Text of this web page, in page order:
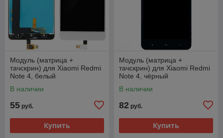
Модуль (матрица +
тачскрин) для Xiaomi Redmi
Note 4, белый
В наличии
55 руб.
Купить
Модуль (матрица +
тачскрин) для Xiaomi Redmi
Note 4, чёрный
В наличии
82 руб.
Купить